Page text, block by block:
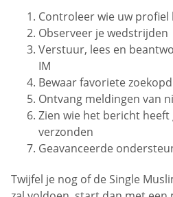
Controleer wie uw profiel
Observeer je wedstrijden
Verstuur, lees en
IM
Bewaar favoriete
Ontvang meldingen van
Zien wie het bericht
verzonden
Geavanceerde
Twijfel je nog of de Single